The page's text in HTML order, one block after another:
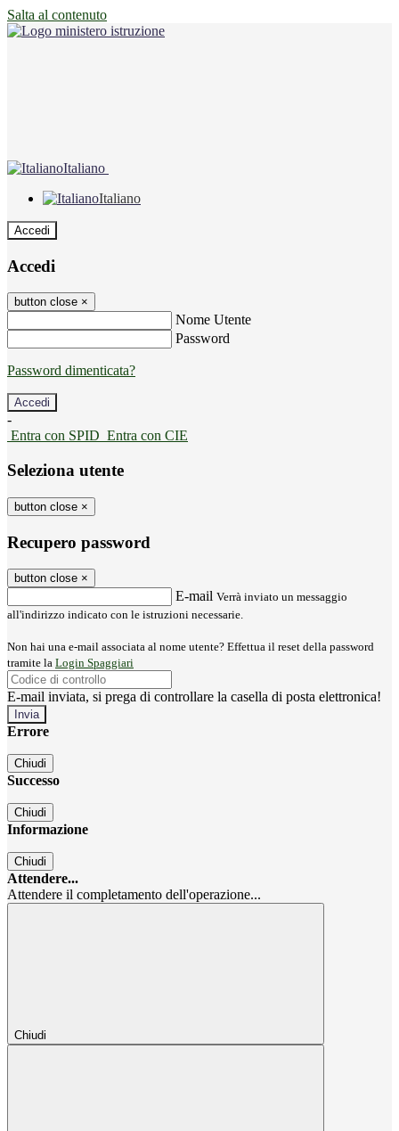
Salta al contenuto
Italiano
Italiano
Accedi
Accedi
button close ×
Nome Utente
Password
Password dimenticata?
-
Entra con SPID Entra con CIE
Seleziona utente
button close ×
Recupero password
button close ×
E-mail Verrà inviato un messaggio
all'indirizzo indicato con le istruzioni necessarie.
Non hai una e-mail associata al nome utente? Effettua il reset della password
tramite la Login Spaggiari
E-mail inviata, si prega di controllare la casella di posta elettronica!
Errore
Chiudi
Successo
Chiudi
Informazione
Chiudi
Attendere...
Attendere il completamento dell'operazione...
Chiudi